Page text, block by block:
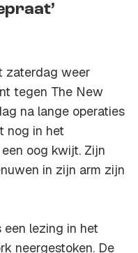
zaterdag weer
tegen The New
na lange operaties
nog in het
oog kwijt. Zijn
in zijn arm zijn
lezing in het
neergestoken. De